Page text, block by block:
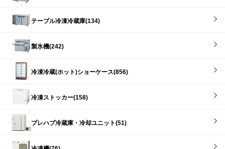
テーブル冷凍冷蔵庫(134)
製氷機(242)
冷凍冷蔵(ホット)ショーケース(856)
冷凍ストッカー(158)
プレハブ冷蔵庫・冷却ユニット(51)